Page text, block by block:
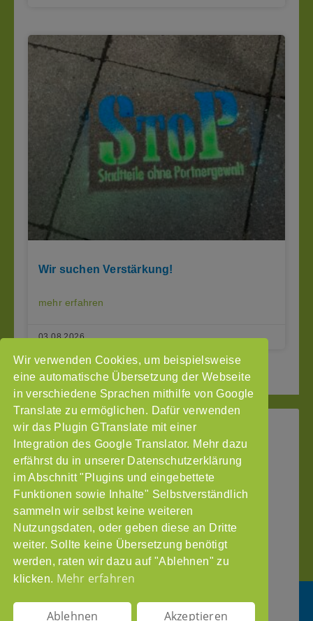
Wir suchen Verstärkung!
mehr erfahren
03.08.2026
« Seite zurück 1 2 3 Seite vor »
Wir verwenden Cookies, um beispielsweise
eine automatische Übersetzung der Webseite
in verschiedene Sprachen mithilfe von Google
Translate zu ermöglichen. Dafür verwenden
wir das Plugin GTranslate mit einer
Integration des Google Translator. Mehr dazu
erfährst du in unserer Datenschutzerklärung
im Abschnitt "Plugins und eingebettete
Funktionen sowie Inhalte" Selbstverständlich
sammeln wir selbst keine weiteren
Nutzungsdaten, oder geben diese an Dritte
weiter. Sollte keine Übersetzung benötigt
werden, raten wir dazu auf "Ablehnen" zu
klicken. Mehr erfahren
Ablehnen Akzeptieren
StoP
–
Stadtteile
ohne
Partnergewalt
e.V.
Pinnasberg
27
20359
info@stop-
Intranet
Impressum
Datenschutzerklärung
Gefördert
durch